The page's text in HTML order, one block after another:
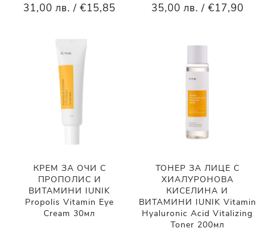
31,00 лв. / €15,85 35,00 лв. / €17,90
КРЕМ ЗА ОЧИ С
ПРОПОЛИС И
ВИТАМИНИ IUNIK
Propolis Vitamin Eye
Cream 30мл
ТОНЕР ЗА ЛИЦЕ С
ХИАЛУРОНОВА
КИСЕЛИНА И
ВИТАМИНИ IUNIK Vitamin
Hyaluronic Acid Vitalizing
Toner 200мл